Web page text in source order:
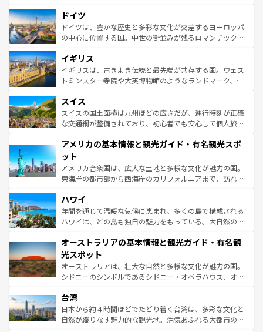
せる。地方によって風土や気候が異なるスペインはその個
性で訪れる人を魅了する。 なお、新着のスペイン情報は コ
ンテンツ一覧を参照してほしい。
で、幅広い魅力が詰まっている。華麗な宮殿、歴史的な大
聖堂、美しいビーチ、そして豊かな自然が、訪れる者を心
から魅了する。また、フランスは美食の国としても知ら
いる。シャンパンの発祥地であるランス、プロヴァンスの
香り高いラベンダー畑など、多彩な楽しみ方が可能だ。さ
らに、パリ以外の地域にも魅力が溢れており、どの街角に
れる地方に足を運ぶとそれぞれで全く異なる文化を体験で
きるだろう。 なお、新着のフランス情報はコンテンツ一覧
を参照してほしい。
ドイツ
ドイツは、豊かな歴史と多彩な文化が交差するヨーロッパ
の中心に位置する国。中世の街並みが残るロマンチック街
顔を持つこの国は、どこを歩いても飽きることがない。ベ
ルリンの文化的活気、バイエルン州のアルプスの絶景、そ
してライン川沿いのワイン畑といった風景は必見。ビール
は、お酒好きな人にはぜひ体験してほしい。 なお、新着の
ドイツ情報はコンテンツ一覧を参照してほしい。
イギリス
イギリスは、古きよき伝統と最先端が共存する国。ウェス
トミンスター寺院や大英博物館のようなランドマーク、歴
リアごとに異なる魅力がある。また、優雅なアフタヌーン
ティー、ビール好きにはたまらない英国パブ、サッカー観
戦など、本場だからこそできる体験も豊富。イギリスを旅
ンツ一覧を参照してほしい。
スイス
スイスの国土面積は九州ほどの広さだが、運行時刻が正確
な交通網が整備されており、初心者でも安心して個人旅行
の建物がそのまま残る町や、スイスならではのユニークな
博物館もあり、アルプス観光だけでなく町歩きも満喫する
ことができる。国民の所得が高いため物価も高いが、旅行
者向けの交通パス提供のサービスもあり、うまく活用すれ
着のスイス情報は
アメリカの基本情報と観光ガイド・有名観光スポ
ット
アメリカ合衆国は、広大な土地と多様な文化が魅力の国。
東海岸の都市部から西海岸のカリフォルニアまで、訪れる
のような巨大都市は、観光、ショッピング、エンターテイ
ンメントが詰まった刺激的なスポットだ。一方、アメリカ
西部には大自然が広がり、グランドキャニオンやイエロー
部のニューオーリンズでは、音楽と美食が融合した独特の
文化が魅力。旅行者はアメリカの各地域で異なる魅力を楽
しみながら、その多様性と豊かな歴史を感じることができ
るだろう。車でのロードトリップや列車の旅も、アメリカ
情報は
ハワイ
年間を通じて温暖な気候に恵まれ、多くの島で構成される
ハワイは、どの島も独自の魅力をもっている。大自然の神
ワイ島は見逃せない。また、定番の観光地といえばオアフ
島だが、静かな自然を求めるならマウイ島やカウアイ島が
おすすめ。エメラルドグリーンに輝く海をはじめ、豊かな
文化や歴史が息づいている。「アロハスピリット」と呼ば
人々、おいしいローカルフードやハワイアンミュージッ
ク、伝統的なフラダンスなど、すべてがハワイの魅力を彩
っている。訪れるたびに新しい発見と感動が待っているハ
オーストラリアの基本情報と観光ガイド・有名観
光スポット
オーストラリアは、壮大な自然と多様な文化が魅力の国。
シドニーのシンボルであるシドニー・オペラハウス、オー
リアリーフや大陸中央部にそびえるウルル（エアーズロッ
ク）、タスマニアの美しい原生林やケアンズの熱帯雨林な
ど、見どころがたくさん。また、カフェやワイン、オージ
台湾
日本から約４時間ほどでたどり着く台湾は、多彩な文化と
自然が織りなす魅力的な観光地。活気あふれる大都市の台